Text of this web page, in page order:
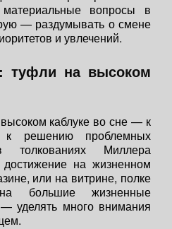
вопросы в
— раздумывать о смене
и увлечений.
туфли на высоком
каблуке во сне — к
решению проблемных
Миллера
на жизненном
или на витрине, полке
большие жизненные
уделять много внимания